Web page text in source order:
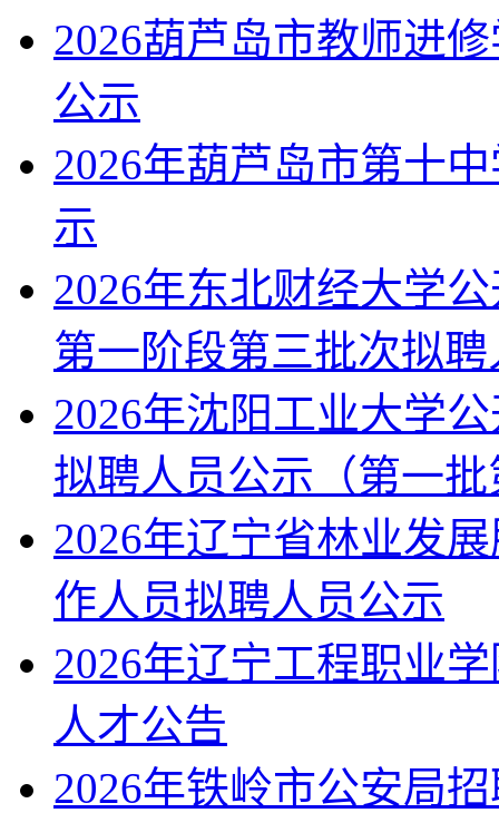
2026葫芦岛市教师进
公示
2026年葫芦岛市第十
示
2026年东北财经大学
第一阶段第三批次拟
2026年沈阳工业大学
拟聘人员公示（第一
2026年辽宁省林业发
作人员拟聘人员公示
2026年辽宁工程职业
人才公告
2026年铁岭市公安局